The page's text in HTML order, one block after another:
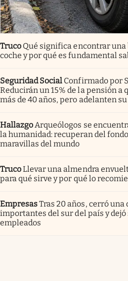
Truco Qué significa encontrar una
coche y por qué es fundamental
Seguridad Social Confirmado por
Reducirán un 15% de la pensión a
más de 40 años, pero adelanten
Hallazgo Arqueólogos se
la humanidad: recuperan del
maravillas del mundo
TrucoLlevar una almendra
para qué sirve y por qué lo
EmpresasTras 20 años, cerró una
importantes del sur del país y dejó
empleados